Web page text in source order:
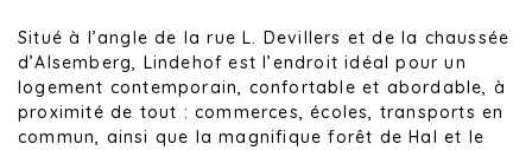
Situé à l’angle de la rue L. Devillers et de la chaussée
d’Alsemberg, Lindehof est l’endroit idéal pour un
logement contemporain, confortable et abordable, à
proximité de tout : commerces, écoles, transports en
commun, ainsi que la magnifique forêt de Hal et le